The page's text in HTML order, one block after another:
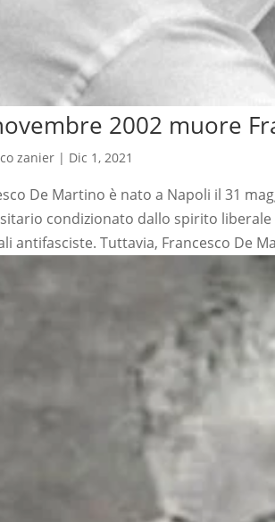
2002 muore
zanier | Dic 1, 2021
De Martino è nato a Napoli il 31
condizionato dallo spirito
antifasciste. Tuttavia, Francesco De